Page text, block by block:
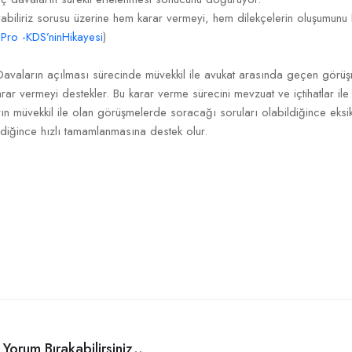
sorusu üzerine hem karar vermeyi, hem dilekçelerin
-KDS’ninHikayesi)
açılması sürecinde müvekkil ile avukat arasında geçen
vermeyi destekler. Bu karar verme sürecini mevzuat ve içtihatlar
müvekkil ile olan görüşmelerde soracağı soruları olabildiğince
hızlı tamamlanmasına destek olur.